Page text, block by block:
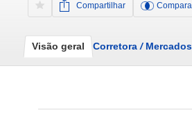
Compartilhar
Visão geral Corretora /Mercados